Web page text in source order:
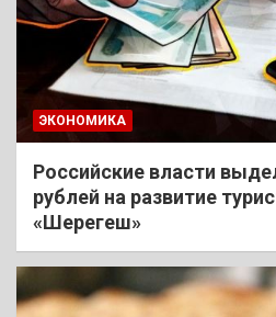
ЭКОНОМИКА
Российские власти
рублей на развитие
«Шерегеш»